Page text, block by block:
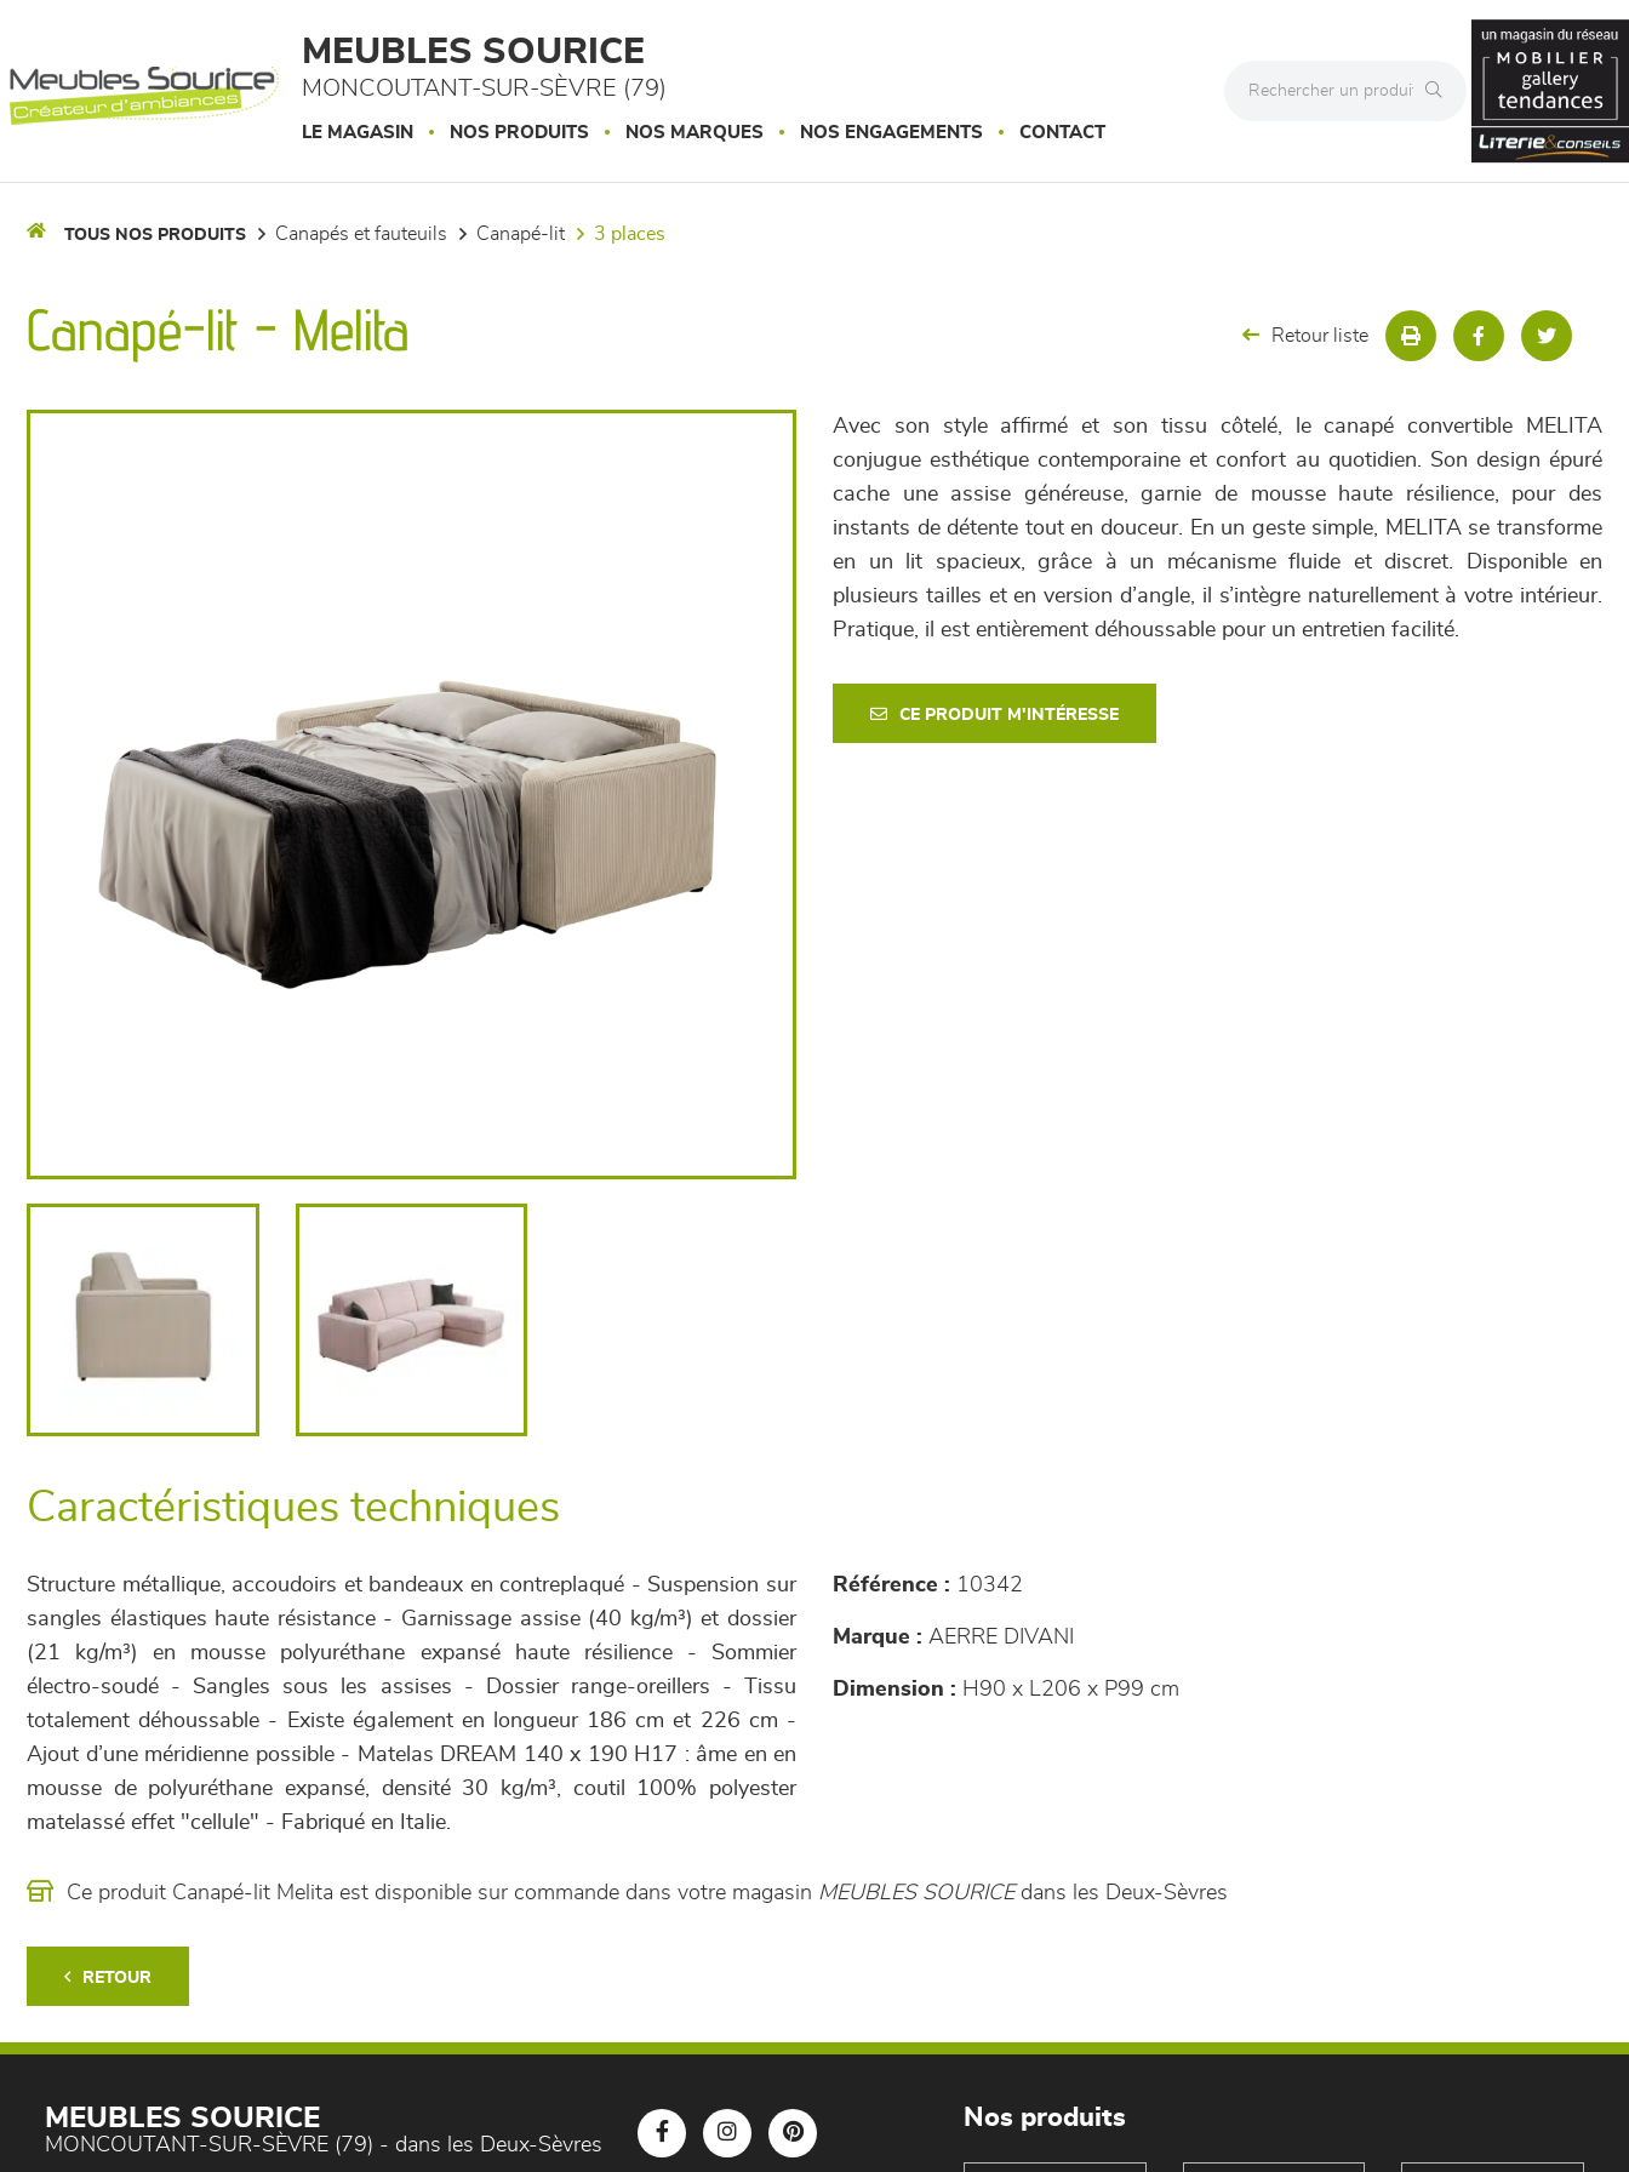
MEUBLES SOURICE
MONCOUTANT-SUR-SÈVRE (79)
LE MAGASIN NOS PRODUITS NOS MARQUES NOS ENGAGEMENTS CONTACT
TOUS NOS PRODUITS canapés et fauteuils canapé-lit 3 places
Canapé-lit - Melita Retour liste
Avec son style affirmé et son tissu côtelé, le canapé convertible MELITA
conjugue esthétique contemporaine et confort au quotidien. Son design épuré
cache une assise généreuse, garnie de mousse haute résilience, pour des
instants de détente tout en douceur. En un geste simple, MELITA se transforme
en un lit spacieux, grâce à un mécanisme fluide et discret. Disponible en
plusieurs tailles et en version d’angle, il s’intègre naturellement à votre intérieur.
Pratique, il est entièrement déhoussable pour un entretien facilité.
CE PRODUIT M'INTÉRESSE
Caractéristiques techniques
Structure métallique, accoudoirs et bandeaux en contreplaqué - Suspension sur
sangles élastiques haute résistance - Garnissage assise (40 kg/m³) et dossier
(21 kg/m³) en mousse polyuréthane expansé haute résilience - Sommier
électro-soudé - Sangles sous les assises - Dossier range-oreillers - Tissu
totalement déhoussable - Existe également en longueur 186 cm et 226 cm -
Ajout d’une méridienne possible - Matelas DREAM 140 x 190 H17 : âme en en
mousse de polyuréthane expansé, densité 30 kg/m³, coutil 100% polyester
matelassé effet "cellule" - Fabriqué en Italie.
Référence : 10342
Marque : AERRE DIVANI
Dimension : H90 x L206 x P99 cm
Ce produit Canapé-lit Melita est disponible sur commande dans votre magasin MEUBLES SOURICEdans les Deux-Sèvres
RETOUR
MEUBLES SOURICE
MONCOUTANT-SUR-SÈVRE (79) - dans les Deux-Sèvres
Nos produits